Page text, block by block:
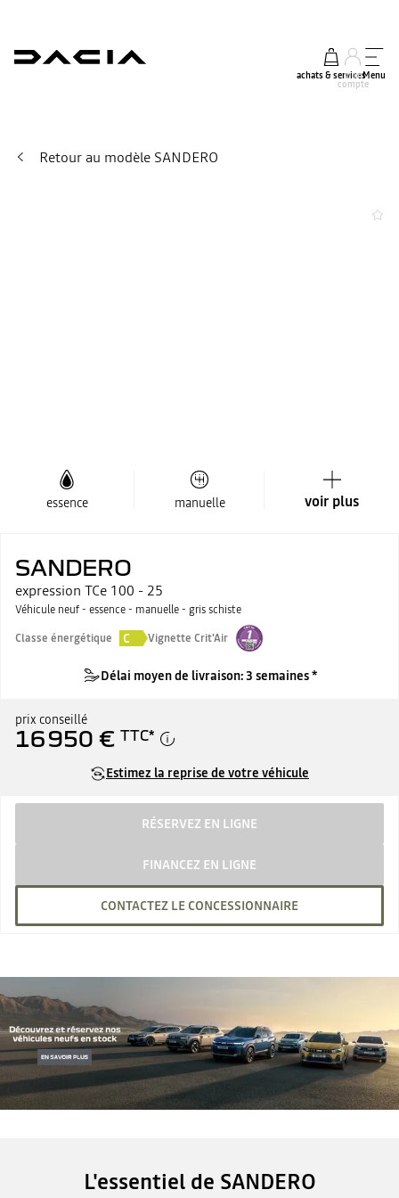
achats & services
mon
compte
Menu
Retour au modèle SANDERO
essence manuelle voir plus
SANDERO
expression TCe 100 - 25
Véhicule neuf - essence - manuelle - gris schiste
Classe énergétique
C Vignette Crit'Air
Délai moyen de livraison: 3 semaines *
prix conseillé
16 950 € TTC*
Estimez la reprise de votre véhicule
RÉSERVEZ EN LIGNE
FINANCEZ EN LIGNE
CONTACTEZ LE CONCESSIONNAIRE
L'essentiel de SANDERO